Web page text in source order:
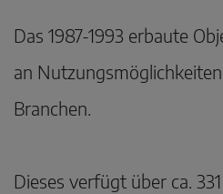
Das 1987-1993 erbaute
an
Branchen.
Dieses verfügt über ca.